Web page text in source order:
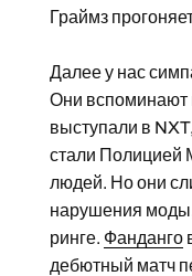
Граймз
Далее у нас
Они вспоминают
выступали в
стали Полицией
людей. Но они
нарушения моды,
ринге. Фанданго
дебютный матч